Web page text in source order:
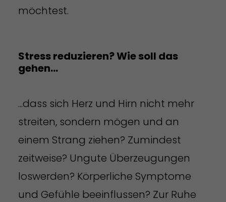
möchtest.
Stress reduzieren? Wie soll das
gehen...
...dass sich Herz und Hirn nicht mehr
streiten, sondern mögen und an
einem Strang ziehen? Zumindest
zeitweise? Ungute Überzeugungen
loswerden? Körperliche Symptome
und Gefühle beeinflussen? Zur Ruhe